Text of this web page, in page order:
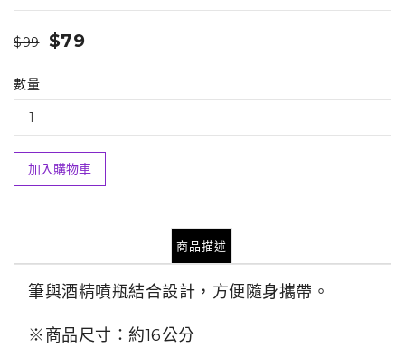
$99 $79
數量
加入購物車
商品描述
筆與酒精噴瓶結合設計，方便隨身攜帶。
※商品尺寸：約16公分